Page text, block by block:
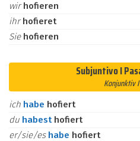
wirhofieren
ihrhofieret
Sie hofieren
Subjuntivo I
Konjunktiv
ich habe hofiert
du habest hofiert
er/sie/es habe hofiert